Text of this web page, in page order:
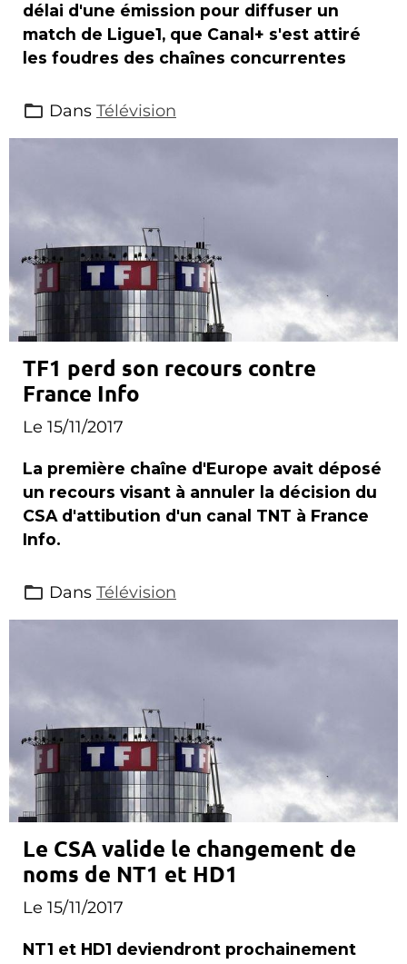
délai d'une émission pour diffuser un
match de Ligue1, que Canal+ s'est attiré
les foudres des chaînes concurrentes
Dans Télévision
TF1 perd son recours contre
France Info
Le 15/11/2017
La première chaîne d'Europe avait déposé
un recours visant à annuler la décision du
CSA d'attibution d'un canal TNT à France
Info.
Dans Télévision
Le CSA valide le changement de
noms de NT1 et HD1
Le 15/11/2017
NT1 et HD1 deviendront prochainement